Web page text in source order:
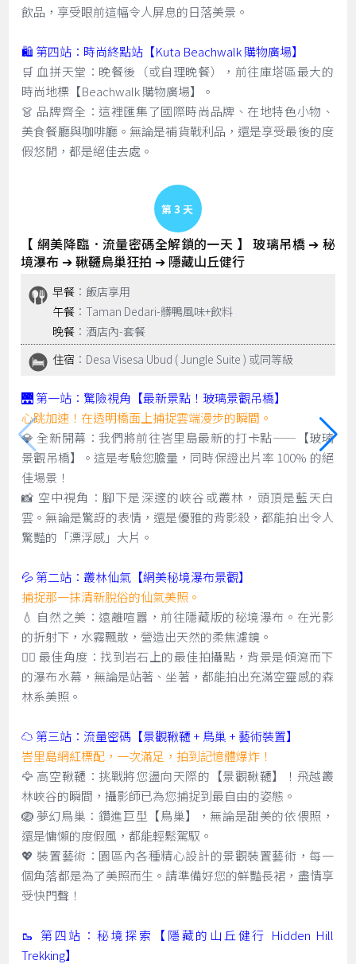
飲品，享受眼前這幅令人屏息的日落美景。
🛍️ 第四站：時尚終點站【Kuta Beachwalk 購物廣場】
🛒 血拼天堂：晚餐後（或自理晚餐），前往庫塔區最大的
時尚地標【Beachwalk 購物廣場】。
👗 品牌齊全：這裡匯集了國際時尚品牌、在地特色小物、
美食餐廳與咖啡廳。無論是補貨戰利品，還是享受最後的度
假悠閒，都是絕佳去處。
Day 3
【 網美降臨．流量密碼全解鎖的一天 】 玻璃吊橋 ➔ 秘
境瀑布 ➔ 鞦韆鳥巢狂拍 ➔ 隱藏山丘健行
早餐 ：飯店享用
午餐 ：Taman Dedari-髒鴨風味+飲料
晚餐 ：酒店內-套餐
住宿 ：Desa Visesa Ubud ( Jungle Suite ) 或同等級
🌉 第一站：驚險視角【最新景點！玻璃景觀吊橋】
心跳加速！在透明橋面上捕捉雲端漫步的瞬間。
💎 全新開幕：我們將前往峇里島最新的打卡點——【玻璃
景觀吊橋】。這是考驗您膽量，同時保證出片率 100% 的絕
佳場景！
📸 空中視角：腳下是深邃的峽谷或叢林，頭頂是藍天白
雲。無論是驚訝的表情，還是優雅的背影殺，都能拍出令人
驚豔的「漂浮感」大片。
💦 第二站：叢林仙氣【網美秘境瀑布景觀】
捕捉那一抹清新脫俗的仙氣美照。
💧 自然之美：遠離喧囂，前往隱藏版的秘境瀑布。在光影
的折射下，水霧飄散，營造出天然的柔焦濾鏡。
🧚‍♀️ 最佳角度：找到岩石上的最佳拍攝點，背景是傾瀉而下
的瀑布水幕，無論是站著、坐著，都能拍出充滿空靈感的森
林系美照。
☁️ 第三站：流量密碼【景觀鞦韆 + 鳥巢 + 藝術裝置】
峇里島網紅標配，一次滿足，拍到記憶體爆炸！
🦅 高空鞦韆：挑戰將您盪向天際的【景觀鞦韆】！飛越叢
林峽谷的瞬間，攝影師已為您捕捉到最自由的姿態。
🪺 夢幻鳥巢：鑽進巨型【鳥巢】，無論是甜美的依偎照，
還是慵懶的度假風，都能輕鬆駕馭。
💖 裝置藝術：園區內各種精心設計的景觀裝置藝術，每一
個角落都是為了美照而生。請準備好您的鮮豔長裙，盡情享
受快門聲！
🥾 第四站：秘境探索【隱藏的山丘健行 Hidden Hill
Trekking】